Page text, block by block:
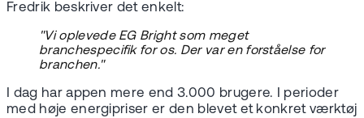
Fredrik beskriver det enkelt:
"Vi oplevede EG Bright som meget
branchespecifik for os. Der var en forståelse for
branchen."
I dag har appen mere end 3.000 brugere. I perioder
med høje energipriser er den blevet et konkret værktøj